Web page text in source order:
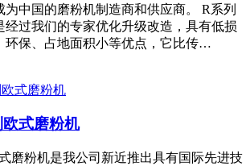
为中国的磨粉机制造商和供应商。 R系列
经过我们的专家优化升级改造，具有低损
环保、占地面积小等优点，它比传…
式磨粉机
磨粉机是我公司新近推出具有国际先进技